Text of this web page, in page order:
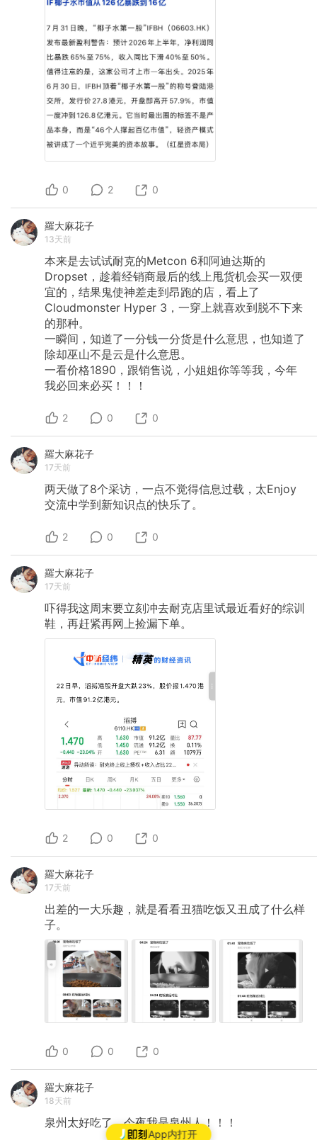
App内打开
0 2 0
羅大麻花子
13天前
本来是去试试耐克的Metcon 6和阿迪达斯的
Dropset，趁着经销商最后的线上甩货机会买一双便
宜的，结果鬼使神差走到昂跑的店，看上了
Cloudmonster Hyper 3，一穿上就喜欢到脱不下来
的那种。
一瞬间，知道了一分钱一分货是什么意思，也知道了
除却巫山不是云是什么意思。
一看价格1890，跟销售说，小姐姐你等等我，今年
我必回来必买！！！
2 0 0
羅大麻花子
17天前
两天做了8个采访，一点不觉得信息过载，太Enjoy
交流中学到新知识点的快乐了。
2 0 0
羅大麻花子
17天前
吓得我这周末要立刻冲去耐克店里试最近看好的综训
鞋，再赶紧再网上捡漏下单。
2 0 0
羅大麻花子
17天前
出差的一大乐趣，就是看看丑猫吃饭又丑成了什么样
子。
0 0 0
羅大麻花子
18天前
泉州太好吃了，今夜我是泉州人！！！